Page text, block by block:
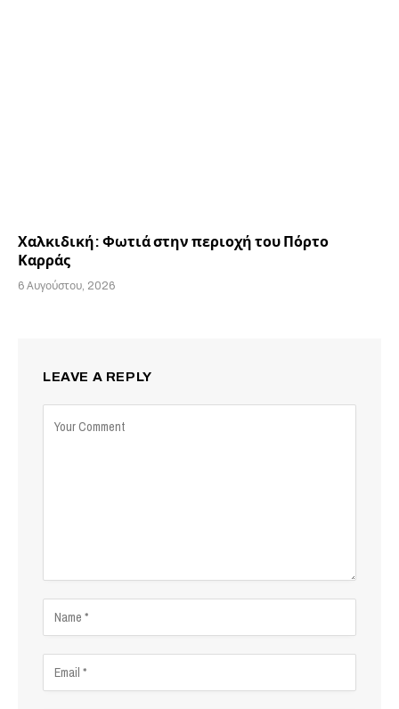
Χαλκιδική: Φωτιά στην περιοχή του Πόρτο
Καρράς
6 Αυγούστου, 2026
LEAVE A REPLY